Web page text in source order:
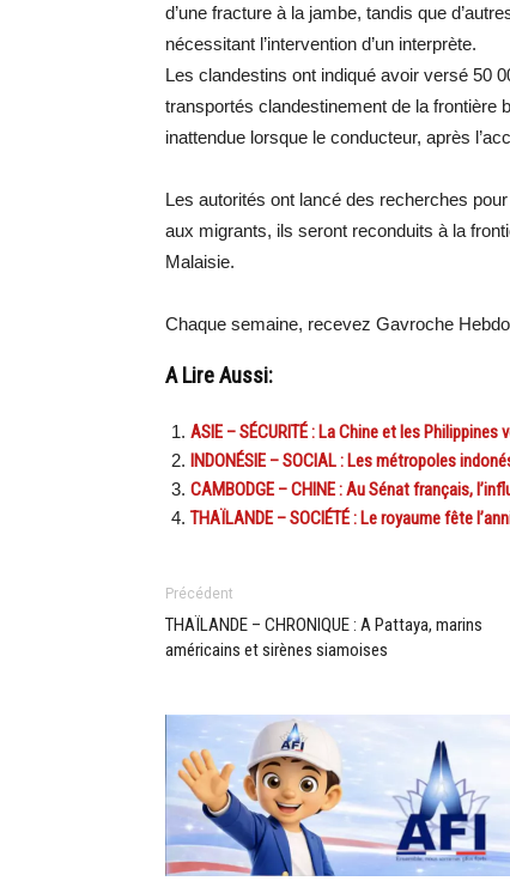
d’une fracture à la jambe, tandis que
nécessitant l’intervention d’un interprète.
Les clandestins ont indiqué avoir versé 50
transportés clandestinement de la frontière
inattendue lorsque le conducteur, après
Les autorités ont lancé des recherches
aux migrants, ils seront reconduits à la
Malaisie.
Chaque semaine, recevez Gavroche
A Lire Aussi:
ASIE – SÉCURITÉ : La Chine et les Philippines
INDONÉSIE – SOCIAL : Les métropoles
CAMBODGE – CHINE : Au Sénat français,
THAÏLANDE – SOCIÉTÉ : Le royaume fête
Précédent
THAÏLANDE – CHRONIQUE : A Pattaya, marins
américains et sirènes siamoises